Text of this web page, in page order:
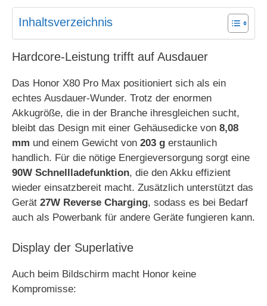
Inhaltsverzeichnis
Hardcore-Leistung trifft auf Ausdauer
Das Honor X80 Pro Max positioniert sich als ein
echtes Ausdauer-Wunder. Trotz der enormen
Akkugröße, die in der Branche ihresgleichen sucht,
bleibt das Design mit einer Gehäusedicke von 8,08
mm und einem Gewicht von 203 g erstaunlich
handlich. Für die nötige Energieversorgung sorgt eine
90W Schnellladefunktion, die den Akku effizient
wieder einsatzbereit macht. Zusätzlich unterstützt das
Gerät 27W Reverse Charging, sodass es bei Bedarf
auch als Powerbank für andere Geräte fungieren kann.
Display der Superlative
Auch beim Bildschirm macht Honor keine
Kompromisse: